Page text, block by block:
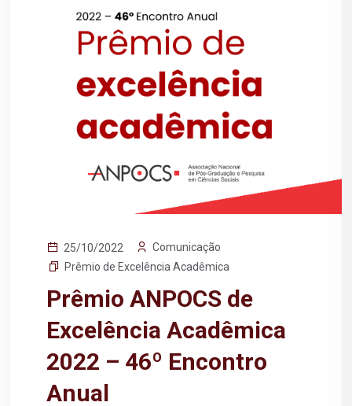
25/10/2022
Comunicação
Prêmio de Excelência Acadêmica
Prêmio ANPOCS de
Excelência Acadêmica
2022 – 46º Encontro
Anual